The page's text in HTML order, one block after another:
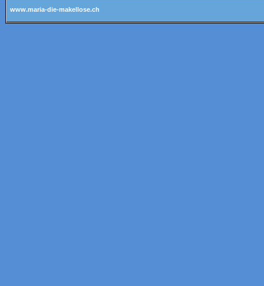
www.maria-die-makellose.ch